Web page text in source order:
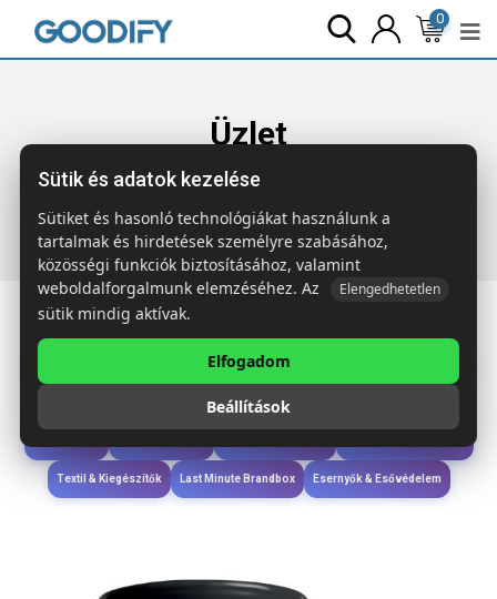
0
Üzlet
Főoldal Termékek Étkezés & Ivás
Kerámiabögre dobozban 300 ml
Étkezés & Ivás
Wellness & Ápolás
Textil & Kiegészítők Last Minute Brandbox Esernyők & Esővédelem
Sütik és adatok kezelése
Sütiket és hasonló technológiákat használunk a
tartalmak és hirdetések személyre szabásához,
közösségi funkciók biztosításához, valamint
weboldalforgalmunk elemzéséhez. Az
Elengedhetetlen
sütik mindig aktívak.
Elfogadom
Beállítások